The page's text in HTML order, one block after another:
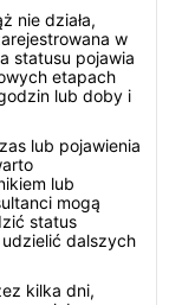
nie działa,
w
statusu pojawia
etapach
lub doby i
lub pojawienia
lub
mogą
status
dalszych
kilka dni,